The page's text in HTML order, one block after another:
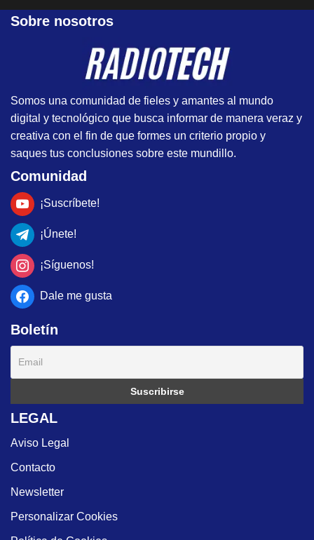
Sobre nosotros
Somos una comunidad de fieles y amantes al mundo
digital y tecnológico que busca informar de manera veraz y
creativa con el fin de que formes un criterio propio y
saques tus conclusiones sobre este mundillo.
Comunidad
¡Suscríbete!
¡Únete!
¡Síguenos!
Dale me gusta
Boletín
LEGAL
Aviso Legal
Contacto
Newsletter
Personalizar Cookies